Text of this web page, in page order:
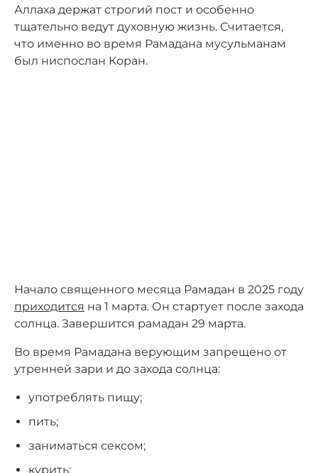
Аллаха держат строгий пост и особенно
тщательно ведут духовную жизнь. Считается,
что именно во время Рамадана мусульманам
был ниспослан Коран.
Начало священного месяца Рамадан в 2025 году
приходится на 1 марта. Он стартует после захода
солнца. Завершится рамадан 29 марта.
Во время Рамадана верующим запрещено от
утренней зари и до захода солнца:
употреблять пищу;
пить;
заниматься сексом;
курить;